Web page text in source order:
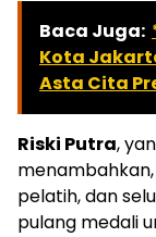
Baca Juga:
Kota
Asta Cita
Riski Putra,
pelatih, dan
pulang medali